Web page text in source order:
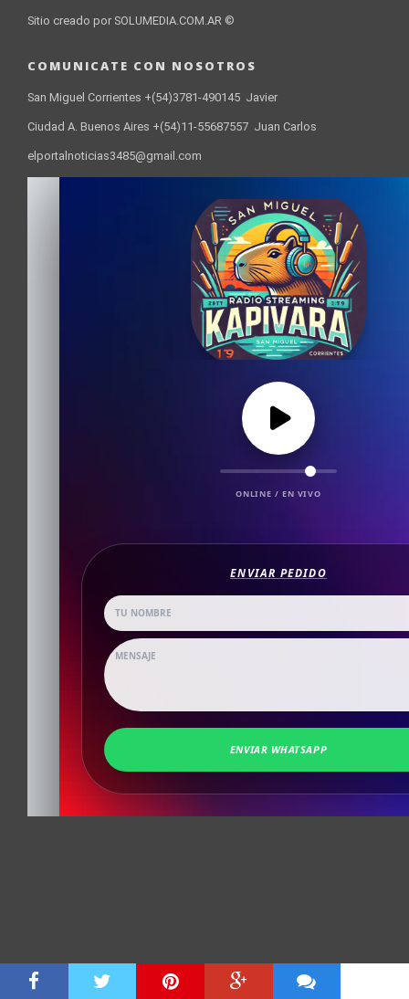
Sitio creado por SOLUMEDIA.COM.AR ©
COMUNICATE CON NOSOTROS
San Miguel Corrientes +(54)3781-490145 Javier
Ciudad A. Buenos Aires +(54)11-55687557 Juan Carlos
elportalnoticias3485@gmail.com